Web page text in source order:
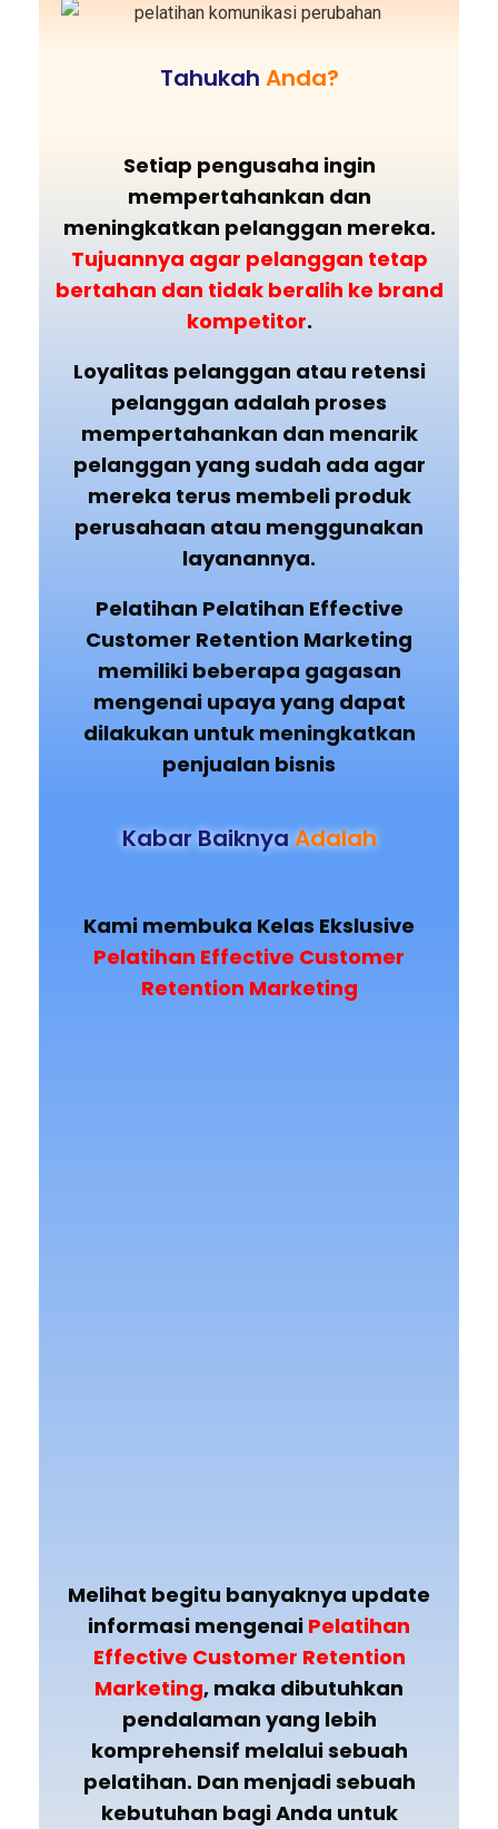
Tahukah Anda?
Setiap pengusaha ingin
mempertahankan dan
meningkatkan pelanggan mereka.
Tujuannya agar pelanggan tetap
bertahan dan tidak beralih ke brand
kompetitor.
Loyalitas pelanggan atau retensi
pelanggan adalah proses
mempertahankan dan menarik
pelanggan yang sudah ada agar
mereka terus membeli produk
perusahaan atau menggunakan
layanannya.
Pelatihan Pelatihan Effective
Customer Retention Marketing
memiliki beberapa gagasan
mengenai upaya yang dapat
dilakukan untuk meningkatkan
penjualan bisnis
Kabar BaiknyaAdalah
Kami membuka Kelas Ekslusive
Pelatihan Effective Customer
Retention Marketing
Melihat begitu banyaknya update
informasi mengenai Pelatihan
Effective Customer Retention
Marketing, maka dibutuhkan
pendalaman yang lebih
komprehensif melalui sebuah
pelatihan. Dan menjadi sebuah
kebutuhan bagi Anda untuk